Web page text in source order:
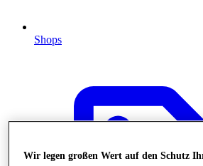
Shops
Wir legen großen Wert auf den Schutz